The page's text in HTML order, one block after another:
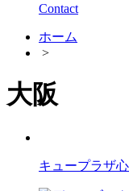
Contact
ホーム
>
大阪
キュープラザ